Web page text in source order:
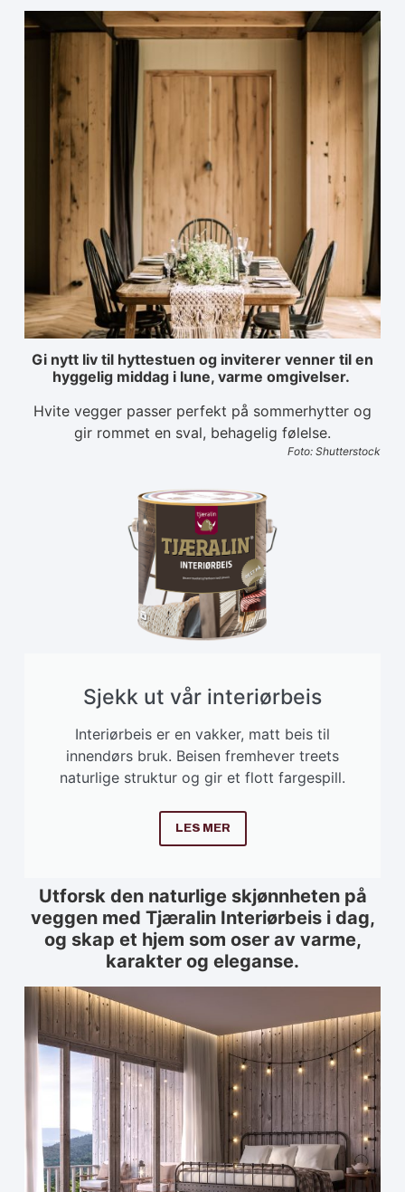
Gi nytt liv til hyttestuen og inviterer venner til en
hyggelig middag i lune, varme omgivelser.
Hvite vegger passer perfekt på sommerhytter og
gir rommet en sval, behagelig følelse.
Foto: Shutterstock
Sjekk ut vår interiørbeis
Interiørbeis er en vakker, matt beis til
innendørs bruk. Beisen fremhever treets
naturlige struktur og gir et flott fargespill.
LES MER
Utforsk den naturlige skjønnheten på
veggen med Tjæralin Interiørbeis i dag,
og skap et hjem som oser av varme,
karakter og eleganse.